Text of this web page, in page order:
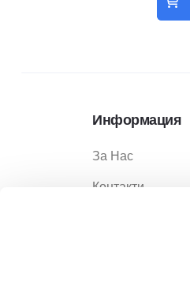
Информация
За Нас
Контакти